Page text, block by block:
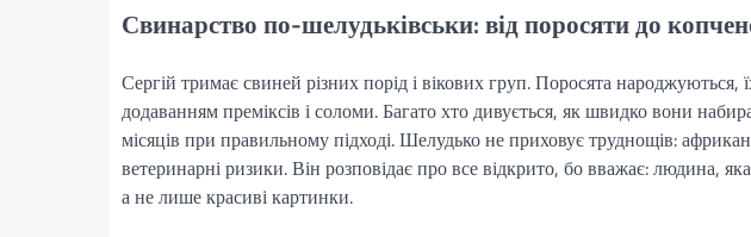
Свинарство по-шелудьківськи: від поросяти до
Сергій тримає свиней різних порід і вікових груп. Поросята народжуються,
додаванням преміксів і соломи. Багато хто дивується, як швидко вони
місяців при правильному підході. Шелудько не приховує труднощів:
ветеринарні ризики. Він розповідає про все відкрито, бо вважає: людина,
а не лише красиві картинки.